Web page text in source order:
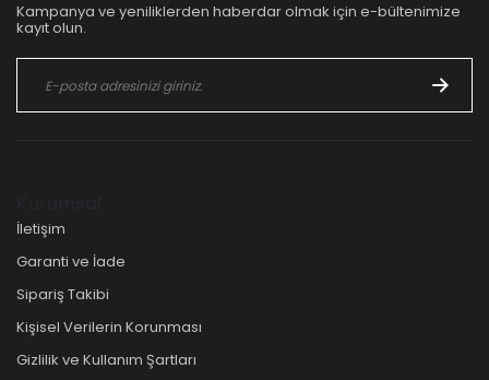
Kampanya ve yeniliklerden haberdar olmak için e-bültenimize
kayıt olun.
İletişim
Garanti ve İade
Sipariş Takibi
Kişisel Verilerin Korunması
Gizlilik ve Kullanım Şartları